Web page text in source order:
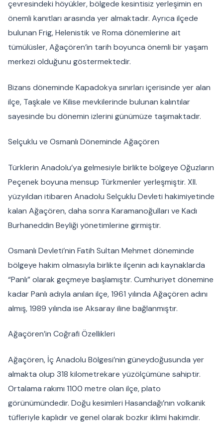
çevresindeki höyükler, bölgede kesintisiz yerleşimin en
önemli kanıtları arasında yer almaktadır. Ayrıca ilçede
bulunan Frig, Helenistik ve Roma dönemlerine ait
tümülüsler, Ağaçören’in tarih boyunca önemli bir yaşam
merkezi olduğunu göstermektedir.
Bizans döneminde Kapadokya sınırları içerisinde yer alan
ilçe, Taşkale ve Kilise mevkilerinde bulunan kalıntılar
sayesinde bu dönemin izlerini günümüze taşımaktadır.
Selçuklu ve Osmanlı Döneminde Ağaçören
Türklerin Anadolu’ya gelmesiyle birlikte bölgeye Oğuzların
Peçenek boyuna mensup Türkmenler yerleşmiştir. XII.
yüzyıldan itibaren Anadolu Selçuklu Devleti hakimiyetinde
kalan Ağaçören, daha sonra Karamanoğulları ve Kadı
Burhaneddin Beyliği yönetimlerine girmiştir.
Osmanlı Devleti’nin Fatih Sultan Mehmet döneminde
bölgeye hakim olmasıyla birlikte ilçenin adı kaynaklarda
“Panlı” olarak geçmeye başlamıştır. Cumhuriyet dönemine
kadar Panlı adıyla anılan ilçe, 1961 yılında Ağaçören adını
almış, 1989 yılında ise Aksaray iline bağlanmıştır.
Ağaçören’in Coğrafi Özellikleri
Ağaçören, İç Anadolu Bölgesi’nin güneydoğusunda yer
almakta olup 318 kilometrekare yüzölçümüne sahiptir.
Ortalama rakımı 1100 metre olan ilçe, plato
görünümündedir. Doğu kesimleri Hasandağı’nın volkanik
tüfleriyle kaplıdır ve genel olarak bozkır iklimi hakimdir.